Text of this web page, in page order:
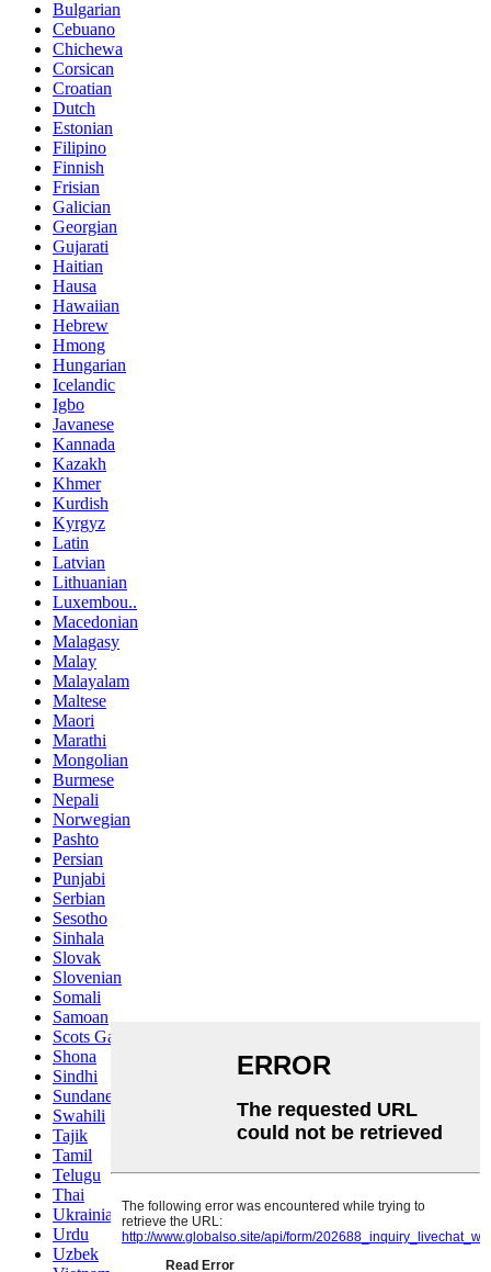
Bulgarian
Cebuano
Chichewa
Corsican
Croatian
Dutch
Estonian
Filipino
Finnish
Frisian
Galician
Georgian
Gujarati
Haitian
Hausa
Hawaiian
Hebrew
Hmong
Hungarian
Icelandic
Igbo
Javanese
Kannada
Kazakh
Khmer
Kurdish
Kyrgyz
Latin
Latvian
Lithuanian
Luxembou..
Macedonian
Malagasy
Malay
Malayalam
Maltese
Maori
Marathi
Mongolian
Burmese
Nepali
Norwegian
Pashto
Persian
Punjabi
Serbian
Sesotho
Sinhala
Slovak
Slovenian
Somali
Samoan
Scots Gaelic
Shona
Sindhi
Sundanese
Swahili
Tajik
Tamil
Telugu
Thai
Ukrainian
Urdu
Uzbek